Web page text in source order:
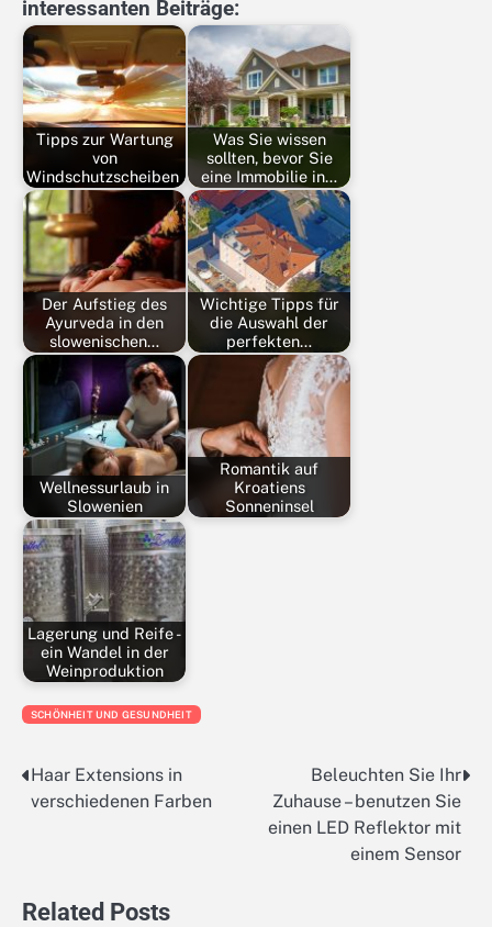
interessanten Beiträge:
Tipps zur Wartung
von
Windschutzscheiben
Was Sie wissen
sollten, bevor Sie
eine Immobilie in…
Der Aufstieg des
Ayurveda in den
slowenischen…
Wichtige Tipps für
die Auswahl der
perfekten…
Wellnessurlaub in
Slowenien
Romantik auf
Kroatiens
Sonneninsel
Lagerung und Reife -
ein Wandel in der
Weinproduktion
SCHÖNHEIT UND GESUNDHEIT
Beitragsnavigation
Haar Extensions in
verschiedenen Farben
Beleuchten Sie Ihr
Zuhause – benutzen Sie
einen LED Reflektor mit
einem Sensor
Related Posts